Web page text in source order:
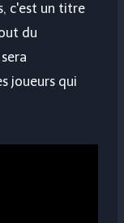
c'est un titre
du
joueurs qui